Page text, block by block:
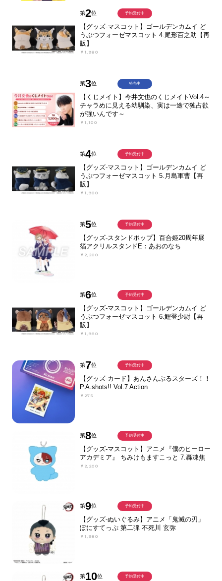
第2位
【グッズ-マスコット】ゴールデンカムイ ど
うぶつフォーゼマスコット 4.尾形百之助【再
販】
￥1,980
予約受付中
第3位
【くじメイト】今井文也のくじメイトVol.4～
チャラめに見える幼馴染、実は一途で独占欲
が強いんです～
￥1,100
発売中
第4位
【グッズ-マスコット】ゴールデンカムイ ど
うぶつフォーゼマスコット 5.月島軍曹【再
販】
￥1,980
予約受付中
第5位
【グッズ-スタンドポップ】百合姫20周年展
箔アクリルスタンドE：あおのなち
￥2,200
予約受付中
第6位
【グッズ-マスコット】ゴールデンカムイ ど
うぶつフォーゼマスコット 6.鯉登少尉【再
販】
￥1,980
予約受付中
第7位
【グッズ-カード】あんさんぶるスターズ！！
P.A.shots!! Vol.7 Action
￥275
予約受付中
第8位
【グッズ-マスコット】アニメ『僕のヒーロー
アカデミア』 ちみけもますこっと 7.轟凍焦
￥2,200
予約受付中
第9位
【グッズ-ぬいぐるみ】アニメ「鬼滅の刃」
ぽにすてっぷ 第二弾 不死川 玄弥
￥1,980
予約受付中
第10位 予約受付中